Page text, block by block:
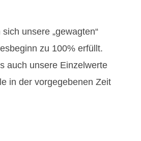
unsere „gewagten“
zu 100% erfüllt.
auch unsere Einzelwerte
in der vorgegebenen Zeit